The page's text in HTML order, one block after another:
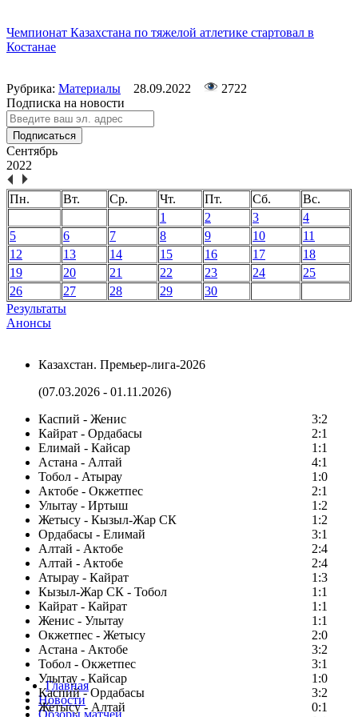
Чемпионат Казахстана по тяжелой атлетике стартовал в
Костанае
Рубрика: Материалы 28.09.2022
2722
Подписка на новости
Подписаться
Сентябрь
2022
Пн. Вт. Ср. Чт. Пт. Сб.
Вс.
1
2 3
4
5
6 7 8 9 10
11
12
13 14 15 16 17
18
19
20 21 22 23 24
25
26
27 28 29
30
Результаты
Анонсы
Казахстан. Премьер-лига-2026
(07.03.2026 - 01.11.2026)
Каспий - Женис
3:2
Кайрат - Ордабасы
2:1
Елимай - Кайсар
1:1
Астана - Алтай
4:1
Тобол - Атырау
1:0
Актобе - Окжетпес
2:1
Улытау - Иртыш
1:2
Жетысу - Кызыл-Жар СК
1:2
Ордабасы - Елимай
3:1
Алтай - Актобе
2:4
Алтай - Актобе
2:4
Атырау - Кайрат
1:3
Кызыл-Жар СК - Тобол
1:1
Кайрат - Кайрат
1:1
Женис - Улытау
1:1
Окжетпес - Жетысу
2:0
Астана - Актобе
3:2
Тобол - Окжетпес
3:1
Улытау - Кайсар
1:0
Каспий - Ордабасы
3:2
Жетысу - Алтай
0:1
Главная
Новости